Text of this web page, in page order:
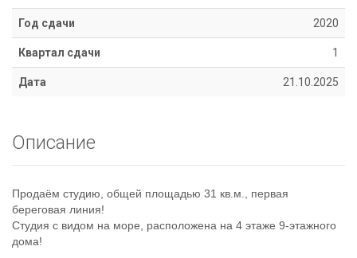
Год сдачи 2020
Квартал сдачи 1
Дата 21.10.2025
Описание
Продаём студию, общей площадью 31 кв.м., первая
береговая линия!
Студия с видом на море, расположена на 4 этаже 9-этажного
дома!